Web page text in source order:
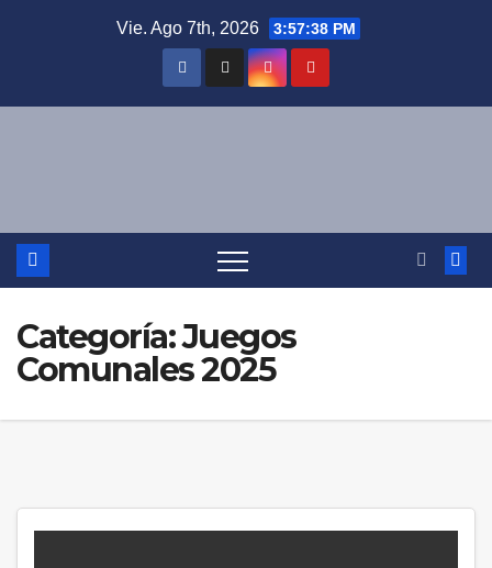
Vie. Ago 7th, 2026 3:57:39 PM
Categoría:Juegos
Comunales 2025